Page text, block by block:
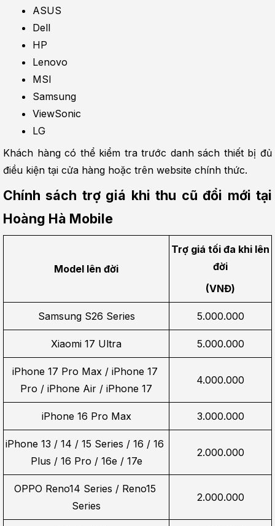
ASUS
Dell
HP
Lenovo
MSI
Samsung
ViewSonic
LG
Khách hàng có thể kiểm tra trước danh sách thiết bị đủ
điều kiện tại cửa hàng hoặc trên website chính thức.
Chính sách trợ giá khi thu cũ đổi mới tại
Hoàng Hà Mobile
Model lên đời
Trợ giá tối đa khi lên
đời
(VNĐ)
Samsung S26 Series 5.000.000
Xiaomi 17 Ultra 5.000.000
iPhone 17 Pro Max / iPhone 17
Pro / iPhone Air / iPhone 17
4.000.000
iPhone 16 Pro Max 3.000.000
iPhone 13 / 14 / 15 Series / 16 / 16
Plus / 16 Pro / 16e / 17e
2.000.000
OPPO Reno14 Series / Reno15
Series
2.000.000